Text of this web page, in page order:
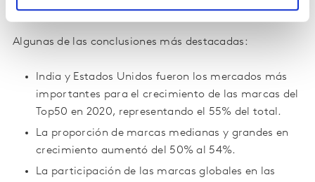
durante 2020.
Algunas de las conclusiones más destacadas:
India y Estados Unidos fueron los mercados más
importantes para el crecimiento de las marcas del
Top50 en 2020, representando el 55% del total.
La proporción de marcas medianas y grandes en
crecimiento aumentó del 50% al 54%.
La participación de las marcas globales en las